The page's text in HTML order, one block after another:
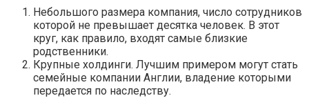
Небольшого размера компания, число сотрудников
которой не превышает десятка человек. В этот
круг, как правило, входят самые близкие
родственники.
Крупные холдинги. Лучшим примером могут стать
семейные компании Англии, владение которыми
передается по наследству.